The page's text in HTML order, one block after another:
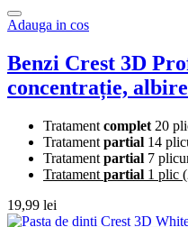
Adauga in cos
Benzi Crest 3D
concentrație,
Tratament complet 20
Tratament partial 14
Tratament partial 7
Tratament partial 1 plic
19,99 lei